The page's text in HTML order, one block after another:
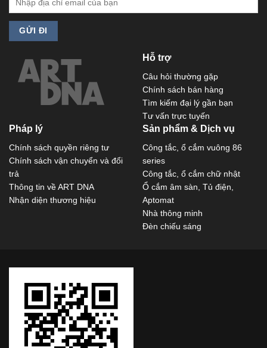
Hỗ trợ
Câu hỏi thường gặp
Chính sách bán hàng
Tìm kiếm đại lý gần bạn
Tư vấn trực tuyến
Pháp lý
Chính sách quyền riêng tư
Chính sách vận chuyển và đổi
trả
Thông tin về ART DNA
Nhận diện thương hiệu
Sản phẩm & Dịch vụ
Công tắc, ổ cắm vuông 86
series
Công tắc, ổ cắm chữ nhật
Ổ cắm âm sàn, Tủ điện,
Aptomat
Nhà thông minh
Đèn chiếu sáng